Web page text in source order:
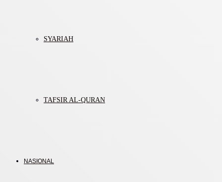
SYARIAH
TAFSIR AL-QURAN
NASIONAL